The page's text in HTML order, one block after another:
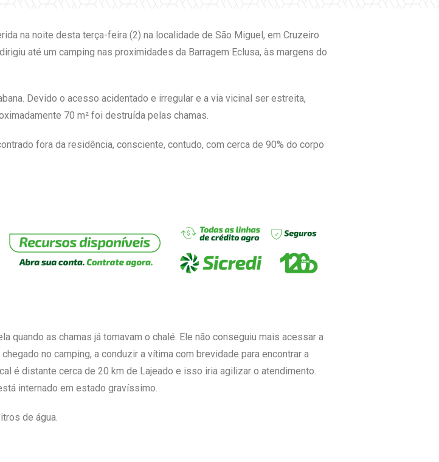
na noite desta terça-feira (2) na localidade de São Miguel, em Cruzeiro
até um camping nas proximidades da Barragem Eclusa, às margens do
Devido o acesso acidentado e irregular e a via vicinal ser estreita,
70 m² foi destruída pelas chamas.
fora da residência, consciente, contudo, com cerca de 90% do corpo
quando as chamas já tomavam o chalé. Ele não conseguiu mais acessar a
no camping, a conduzir a vítima com brevidade para encontrar a
é distante cerca de 20 km de Lajeado e isso iria agilizar o atendimento.
internado em estado gravíssimo.
de água.